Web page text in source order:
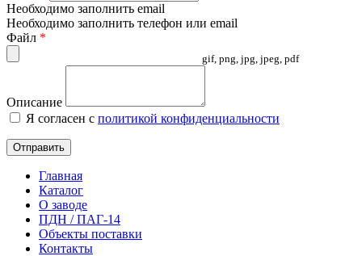
Необходимо заполнить email
Необходимо заполнить телефон или email
Файл *
gif, png, jpg, jpeg, pdf
Описание
Я согласен с политикой конфиденциальности
Отправить
Главная
Каталог
О заводе
ПДН / ПАГ-14
Объекты поставки
Контакты